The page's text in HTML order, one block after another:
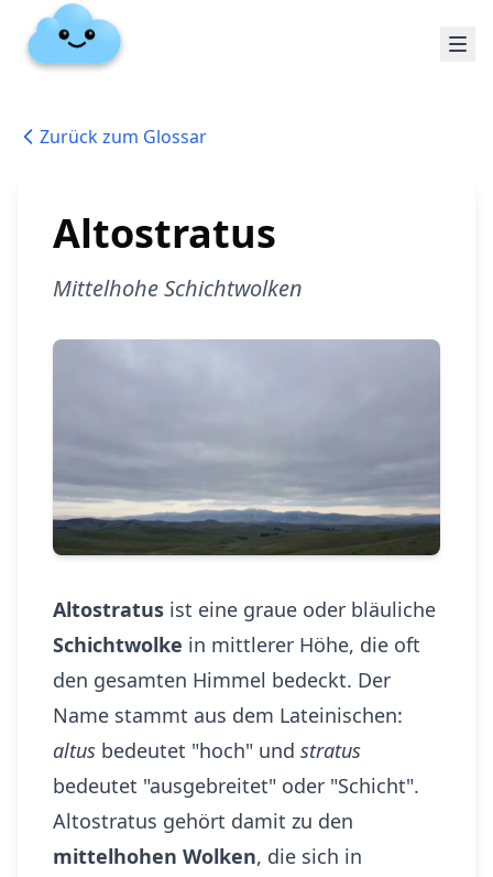
Zurück zum Glossar
Altostratus
Mittelhohe Schichtwolken
Altostratus ist eine graue oder bläuliche
Schichtwolke in mittlerer Höhe, die oft
den gesamten Himmel bedeckt. Der
Name stammt aus dem Lateinischen:
altus bedeutet "hoch" und stratus
bedeutet "ausgebreitet" oder "Schicht".
Altostratus gehört damit zu den
mittelhohen Wolken, die sich in